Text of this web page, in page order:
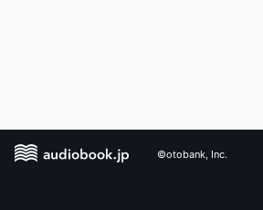
©otobank, Inc.